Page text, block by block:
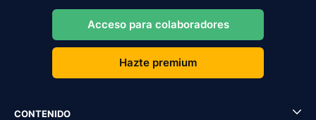
Acceso para colaboradores
Hazte premium
CONTENIDO